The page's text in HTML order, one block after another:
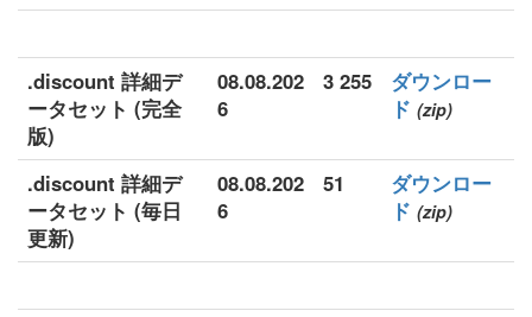
.discount 詳細デ
ータセット (完全
版)
08.08.202
6
3 255
ダウンロー
ド (zip)
.discount 詳細デ
ータセット (毎日
更新)
08.08.202
6
51
ダウンロー
ド (zip)